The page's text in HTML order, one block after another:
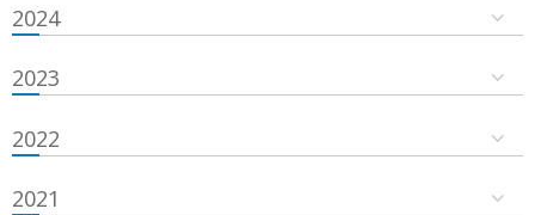
2024
2023
2022
2021